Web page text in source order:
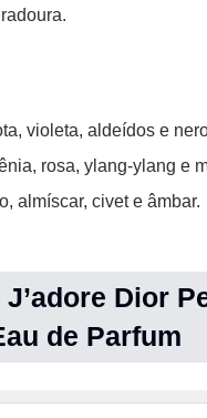
violeta, aldeídos e
rosa, ylang-ylang e
almíscar, civet e âmbar.
Dior
de Parfum